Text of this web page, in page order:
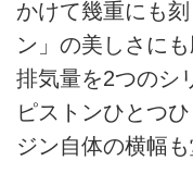
かけて幾重にも
ン」の美しさに
排気量を2つのシ
ピストンひとつ
ジン自体の横幅も